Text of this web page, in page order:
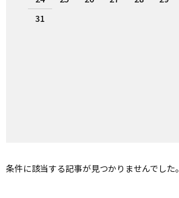
31
条件に該当する記事が見つかりませんでした。